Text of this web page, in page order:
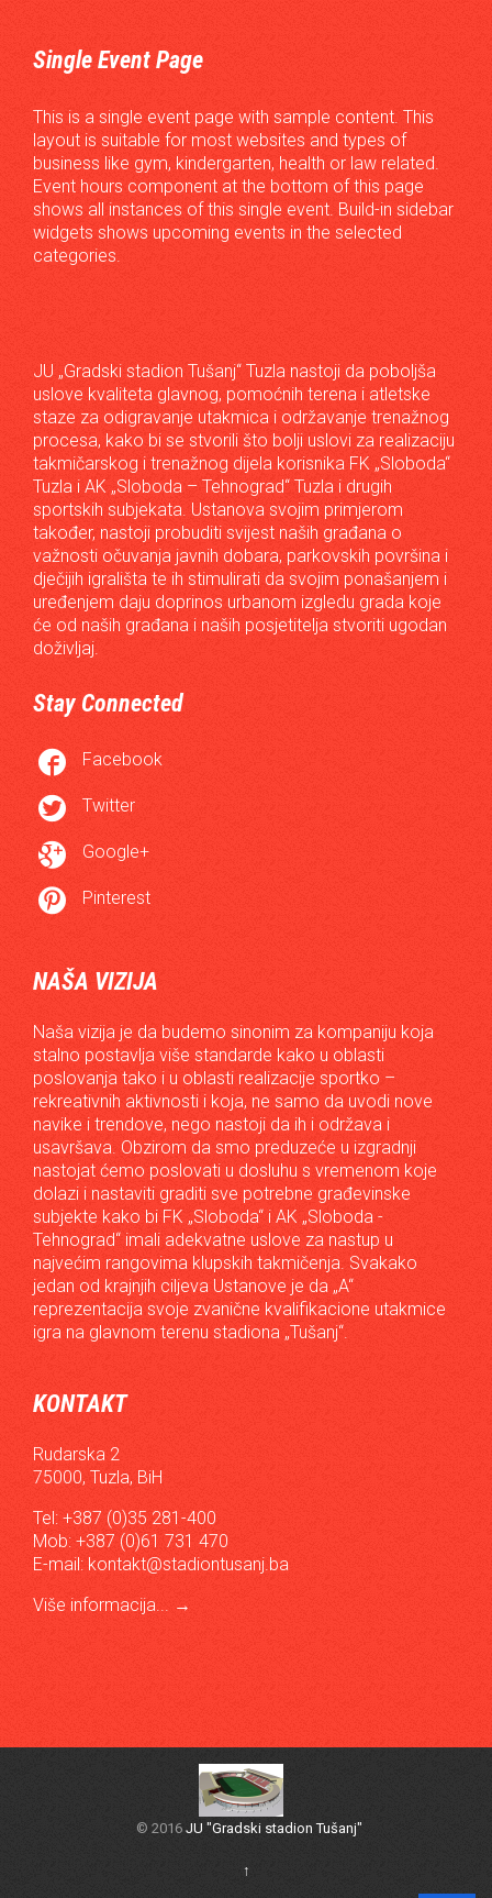
Single Event Page
This is a single event page with sample content. This
layout is suitable for most websites and types of
business like gym, kindergarten, health or law related.
Event hours component at the bottom of this page
shows all instances of this single event. Build-in sidebar
widgets shows upcoming events in the selected
categories.
JU „Gradski stadion Tušanj“ Tuzla nastoji da poboljša
uslove kvaliteta glavnog, pomoćnih terena i atletske
staze za odigravanje utakmica i održavanje trenažnog
procesa, kako bi se stvorili što bolji uslovi za realizaciju
takmičarskog i trenažnog dijela korisnika FK „Sloboda“
Tuzla i AK „Sloboda – Tehnograd“ Tuzla i drugih
sportskih subjekata. Ustanova svojim primjerom
također, nastoji probuditi svijest naših građana o
važnosti očuvanja javnih dobara, parkovskih površina i
dječijih igrališta te ih stimulirati da svojim ponašanjem i
uređenjem daju doprinos urbanom izgledu grada koje
će od naših građana i naših posjetitelja stvoriti ugodan
doživljaj.
Stay Connected
 Facebook
 Twitter
 Google+
 Pinterest
NAŠA VIZIJA
Naša vizija je da budemo sinonim za kompaniju koja
stalno postavlja više standarde kako u oblasti
poslovanja tako i u oblasti realizacije sportko –
rekreativnih aktivnosti i koja, ne samo da uvodi nove
navike i trendove, nego nastoji da ih i održava i
usavršava. Obzirom da smo preduzeće u izgradnji
nastojat ćemo poslovati u dosluhu s vremenom koje
dolazi i nastaviti graditi sve potrebne građevinske
subjekte kako bi FK „Sloboda“ i AK „Sloboda -
Tehnograd“ imali adekvatne uslove za nastup u
najvećim rangovima klupskih takmičenja. Svakako
jedan od krajnjih ciljeva Ustanove je da „A“
reprezentacija svoje zvanične kvalifikacione utakmice
igra na glavnom terenu stadiona „Tušanj“.
KONTAKT
Rudarska 2
75000, Tuzla, BiH
Tel: +387 (0)35 281-400
Mob: +387 (0)61 731 470
E-mail: kontakt@stadiontusanj.ba
Više informacija... →
© 2016 JU "Gradski stadion Tušanj"
↑